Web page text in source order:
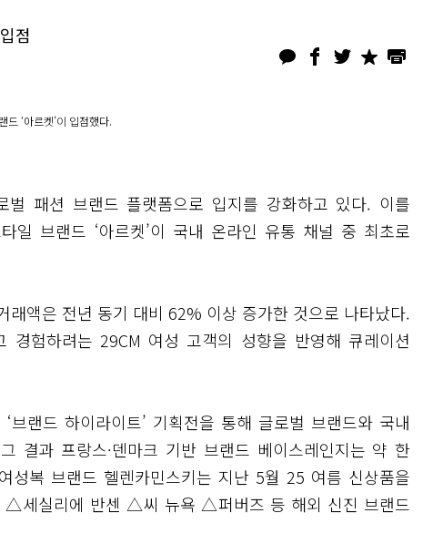
점
‘아르켓’이 입점했다.
패션 브랜드 플랫폼으로 입지를 강화하고 있다. 이를
일 브랜드 ‘아르켓’이 국내 온라인 유통 채널 중 최초로
액은 전년 동기 대비 62% 이상 증가한 것으로 나타났다.
험하려는 29CM 여성 고객의 성향을 반영해 큐레이션
랜드 하이라이트’ 기획전을 통해 글로벌 브랜드와 국내
결과 프랑스·덴마크 기반 브랜드 베이스레인지는 약 한
복 브랜드 헬렌카민스키는 지난 5월 25 여름 신상품을
△세실리에 반센 △씨 뉴욕 △퍼버즈 등 해외 신진 브랜드